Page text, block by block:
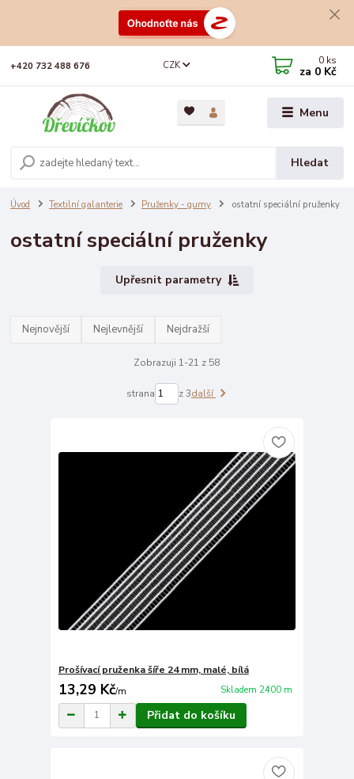
Menu
CZK
Hledat
+420 732 488 676 0 ks
za 0 Kč
Úvod Textilní galanterie Pruženky - gumy ostatní speciální pruženky
ostatní speciální pruženky
Upřesnit parametry
Nejnovější Nejlevnější Nejdražší
Zobrazuji 1-21 z 58
strana z 3další
Prošívací pruženka šíře 24 mm, malé, bílá
13,29 Kč/m Skladem 2400 m
Přidat do košíku